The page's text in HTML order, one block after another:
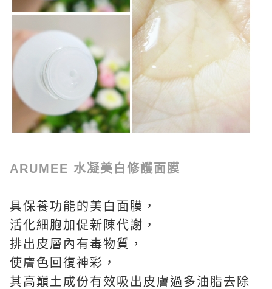
ARUMEE 水凝美白修護面膜
具保養功能的美白面膜，
活化細胞加促新陳代謝，
排出皮層內有毒物質，
使膚色回復神彩，
其高巔土成份有效吸出皮膚過多油脂去除